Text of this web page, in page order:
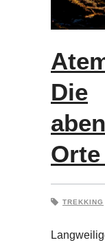
Die
TREKKING